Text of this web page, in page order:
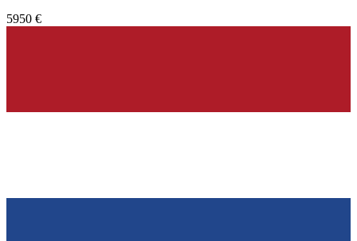
5950 €